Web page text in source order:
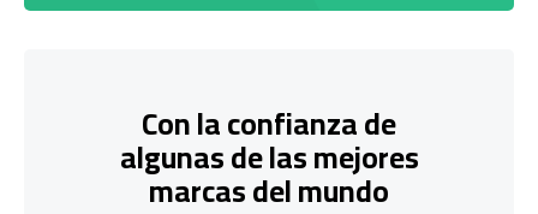
Con la confianza de
algunas de las mejores
marcas del mundo